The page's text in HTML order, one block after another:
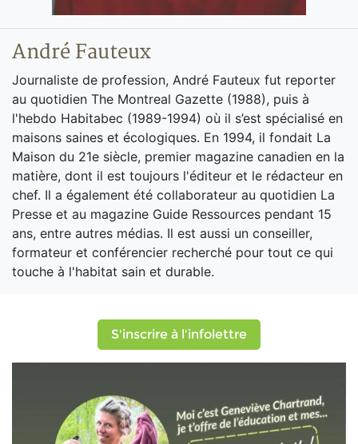
André Fauteux
Journaliste de profession, André Fauteux fut reporter
au quotidien The Montreal Gazette (1988), puis à
l'hebdo Habitabec (1989-1994) où il s’est spécialisé en
maisons saines et écologiques. En 1994, il fondait La
Maison du 21e siècle, premier magazine canadien en la
matière, dont il est toujours l'éditeur et le rédacteur en
chef. Il a également été collaborateur au quotidien La
Presse et au magazine Guide Ressources pendant 15
ans, entre autres médias. Il est aussi un conseiller,
formateur et conférencier recherché pour tout ce qui
touche à l'habitat sain et durable.
S'inscrire à l'infolettre